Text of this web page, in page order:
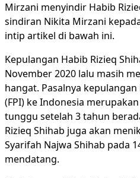
Mirzani menyindir Habib
sindiran Nikita Mirzani
intip artikel di bawah ini.
Kepulangan Habib Rizieq
November 2020 lalu masih
hangat. Pasalnya
(FPI) ke Indonesia
tunggu setelah 3 tahun
Rizieq Shihab juga akan
Syarifah Najwa Shihab pada
mendatang.